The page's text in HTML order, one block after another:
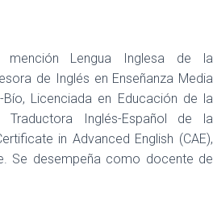
mención Lengua Inglesa de la
de Inglés en Enseñanza Media
Licenciada en Educación de la
Traductora Inglés-Español de la
in Advanced English (CAE),
Se desempeña como docente de